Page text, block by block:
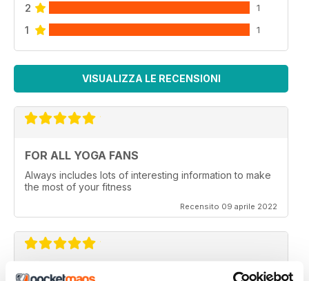
2 1
1 1
VISUALIZZA LE RECENSIONI
FOR ALL YOGA FANS
Always includes lots of interesting information to make
the most of your fitness
Recensito 09 aprile 2022